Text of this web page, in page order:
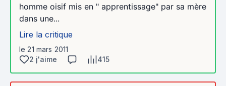
homme oisif mis en " apprentissage" par sa mère
dans une...
Lire la critique
le 21 mars 2011
2 j'aime
415